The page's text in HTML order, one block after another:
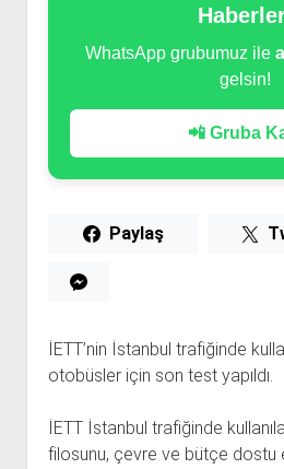
Haber
Spor
Künye ve
WhatsApp grubumuz ile
gelsin!
📲 Gruba
Paylaş
İETT’nin İstanbul trafiğinde
otobüsler için son test yapıldı.
İETT İstanbul trafiğinde
filosunu, çevre ve bütçe dostu